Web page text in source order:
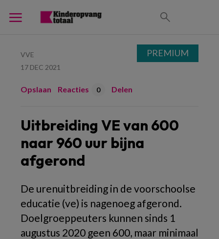
VVE
17 DEC 2021
Opslaan Reacties 0 Delen
Uitbreiding VE van 600
naar 960 uur bijna
afgerond
De urenuitbreiding in de voorschoolse
educatie (ve) is nagenoeg afgerond.
Doelgroeppeuters kunnen sinds 1
augustus 2020 geen 600, maar minimaal
PREMIUM